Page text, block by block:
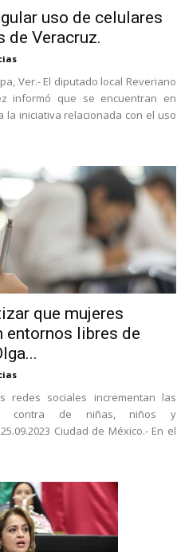
uso de celulares
de Veracruz.
Ver.- El diputado local Reveriano
informó que se encuentran en
la iniciativa relacionada con el uso
que mujeres
entornos libres de
redes sociales incrementan las
contra de niñas, niños y
Ciudad de México.- En el